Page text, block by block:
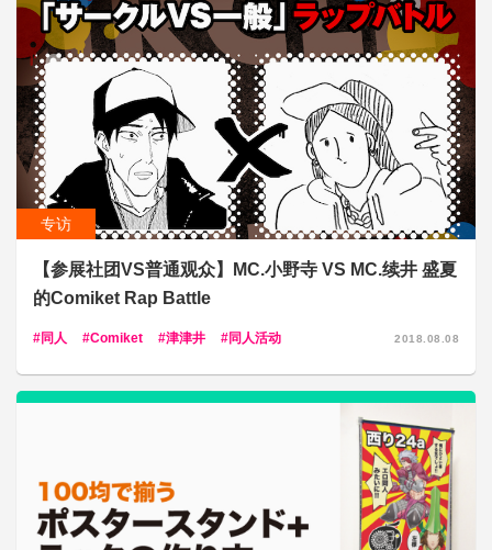
专访
【参展社团VS普通观众】MC.小野寺 VS MC.续井 盛夏
的Comiket Rap Battle
同人 Comiket 津津井 同人活动 2018.08.08